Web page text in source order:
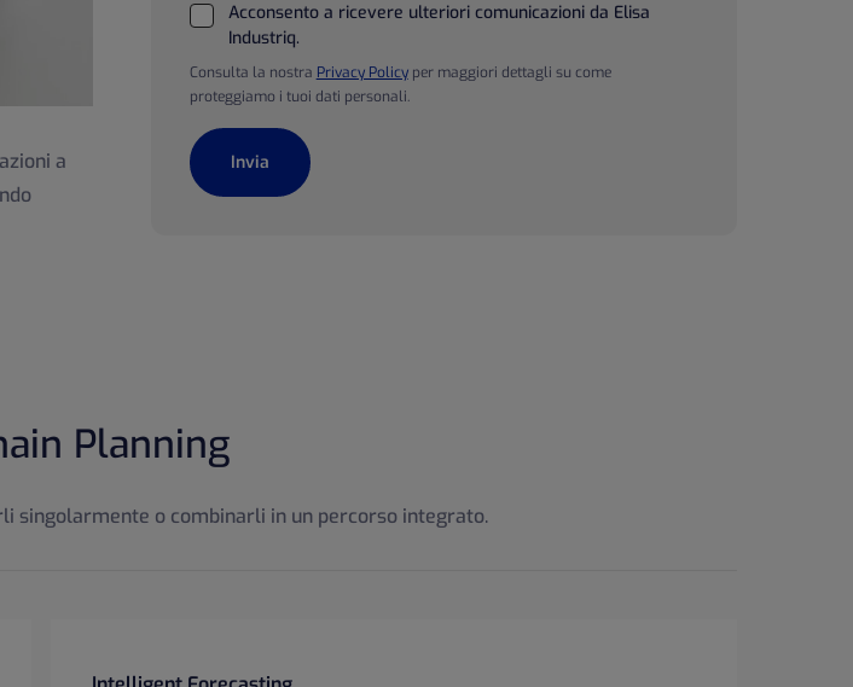
a
Acconsento a ricevere ulteriori comunicazioni da Elisa
Industriq.
Consulta la nostra Privacy Policyper maggiori dettagli su come
proteggiamo i tuoi dati personali.
Planning
singolarmente o combinarli in un percorso integrato.